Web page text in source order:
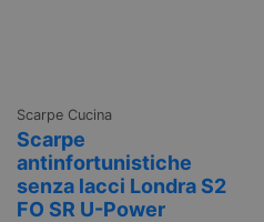
Scarpe Cucina
Scarpe
antinfortunistiche
senza lacci Londra S2
FO SR U-Power